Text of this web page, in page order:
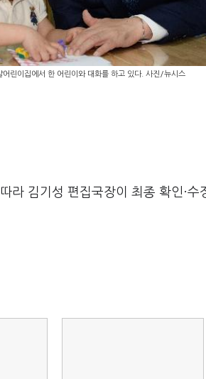
어린이집에서 한 어린이와 대화를 하고 있다. 사진/뉴시스
라 김기성 편집국장이 최종 확인·수